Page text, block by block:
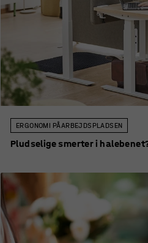
ERGONOMI PÅ ARBEJDSPLADSEN
Pludselige smerter i